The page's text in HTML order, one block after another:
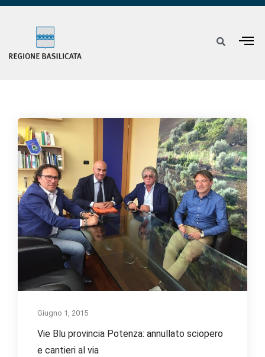
Giugno 1, 2015
Vie Blu provincia Potenza: annullato sciopero
e cantieri al via